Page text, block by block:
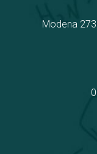
Modena